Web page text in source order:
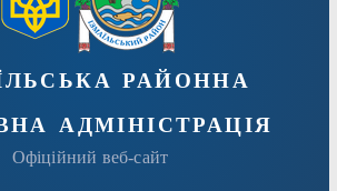
районна
адміністрація
Офіційний веб-сайт